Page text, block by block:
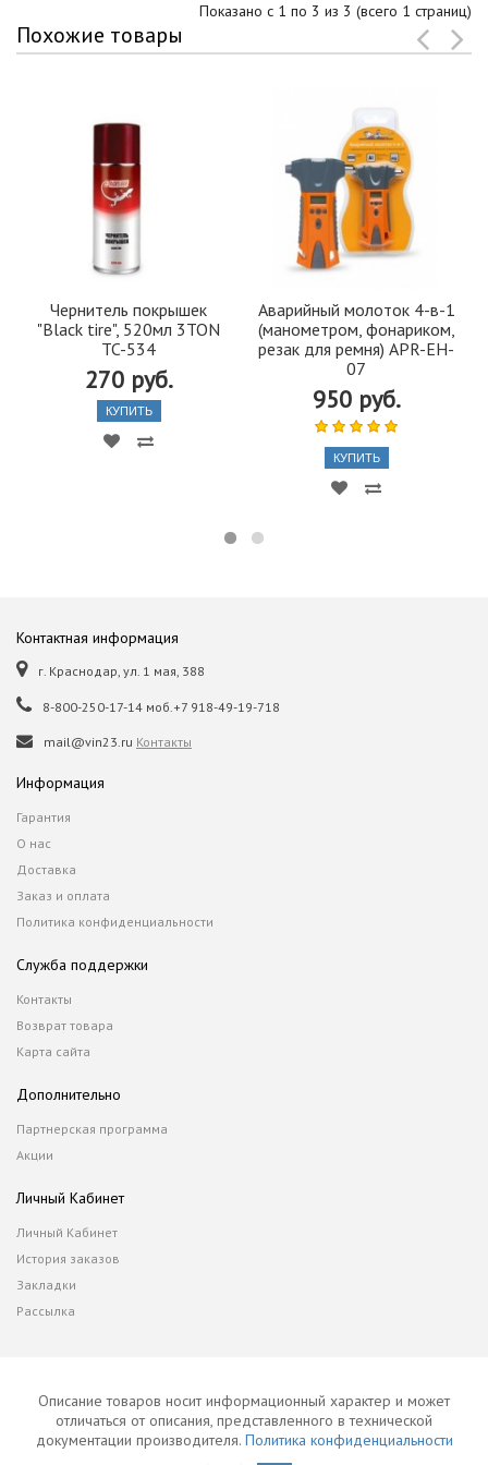
Показано с 1 по 3 из 3 (всего 1 страниц)
Похожие товары
Чернитель покрышек
"Black tire", 520мл 3TON
TC-534
270 руб.
КУПИТЬ
Аварийный молоток 4-в-1
(манометром, фонариком,
резак для ремня) APR-EH-
07
950 руб.
КУПИТЬ
Контактная информация
г. Краснодар, ул. 1 мая, 388
8-800-250-17-14 моб.+7 918-49-19-718
mail@vin23.ru Контакты
Информация
Гарантия
О нас
Доставка
Заказ и оплата
Политика конфиденциальности
Служба поддержки
Контакты
Возврат товара
Карта сайта
Дополнительно
Партнерская программа
Акции
Личный Кабинет
Личный Кабинет
История заказов
Закладки
Рассылка
Описание товаров носит информационный характер и может
отличаться от описания, представленного в технической
документации производителя. Политика конфиденциальности